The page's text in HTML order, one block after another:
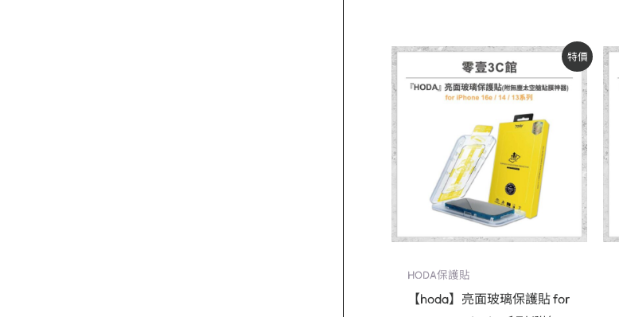
特價
HODA保護貼
【hoda】亮面玻璃保護貼 for
原
價
格：
目
前
價
格：
NT$500。